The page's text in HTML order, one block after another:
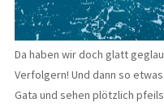
Da haben wir doch glatt
Verfolgern! Und dann so
Gata und sehen plötzlich